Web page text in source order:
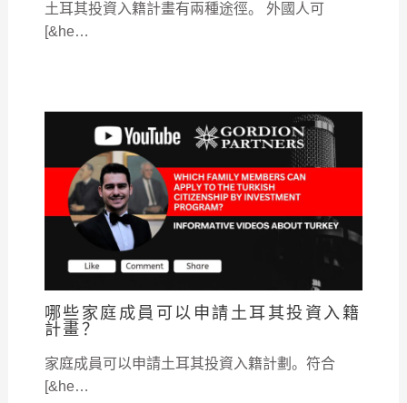
土耳其投資入籍計畫有兩種途徑。 外國人可
[&he…
哪些家庭成員可以申請土耳其投資入籍
計畫？
家庭成員可以申請土耳其投資入籍計劃。符合
[&he…